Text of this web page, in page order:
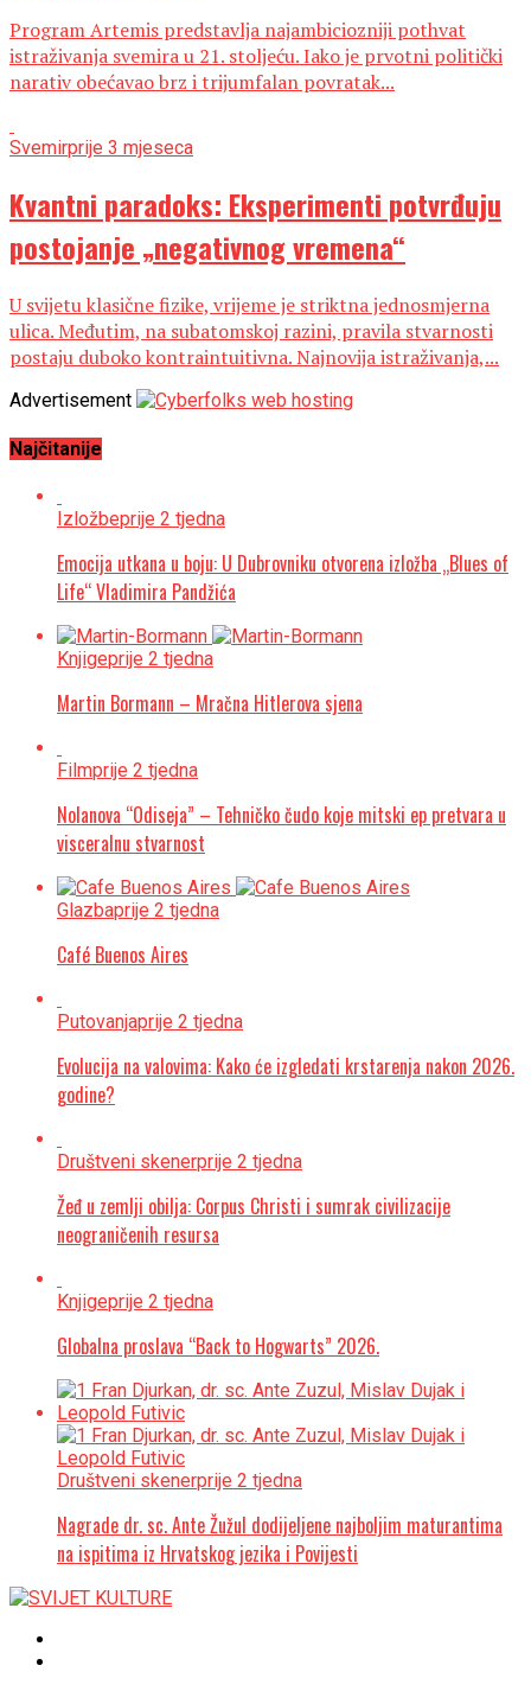
Program Artemis predstavlja najambiciozniji pothvat
istraživanja svemira u 21. stoljeću. Iako je prvotni politički
narativ obećavao brz i trijumfalan povratak...
Svemirprije 3 mjeseca
Kvantni paradoks: Eksperimenti potvrđuju
postojanje „negativnog vremena“
U svijetu klasične fizike, vrijeme je striktna jednosmjerna
ulica. Međutim, na subatomskoj razini, pravila stvarnosti
postaju duboko kontraintuitivna. Najnovija istraživanja,...
Advertisement
Najčitanije
Izložbeprije 2 tjedna
Emocija utkana u boju: U Dubrovniku otvorena izložba „Blues of
Life“ Vladimira Pandžića
Knjigeprije 2 tjedna
Martin Bormann – Mračna Hitlerova sjena
Filmprije 2 tjedna
Nolanova “Odiseja” – Tehničko čudo koje mitski ep pretvara u
visceralnu stvarnost
Glazbaprije 2 tjedna
Café Buenos Aires
Putovanjaprije 2 tjedna
Evolucija na valovima: Kako će izgledati krstarenja nakon 2026.
godine?
Društveni skenerprije 2 tjedna
Žeđ u zemlji obilja: Corpus Christi i sumrak civilizacije
neograničenih resursa
Knjigeprije 2 tjedna
Globalna proslava “Back to Hogwarts” 2026.
Društveni skenerprije 2 tjedna
Nagrade dr. sc. Ante Žužul dodijeljene najboljim maturantima
na ispitima iz Hrvatskog jezika i Povijesti